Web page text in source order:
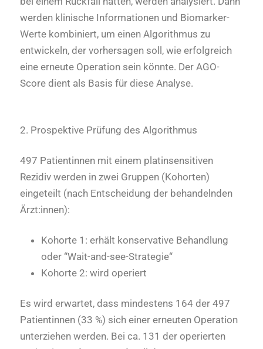
werden klinische Informationen und Biomarker-
Werte kombiniert, um einen Algorithmus zu
entwickeln, der vorhersagen soll, wie erfolgreich
eine erneute Operation sein könnte. Der AGO-
Score dient als Basis für diese Analyse.
2. Prospektive Prüfung des Algorithmus
497 Patientinnen mit einem platinsensitiven
Rezidiv werden in zwei Gruppen (Kohorten)
eingeteilt (nach Entscheidung der behandelnden
Ärzt:innen):
Kohorte 1: erhält konservative Behandlung
oder “Wait-and-see-Strategie“
Kohorte 2: wird operiert
Es wird erwartet, dass mindestens 164 der 497
Patientinnen (33 %) sich einer erneuten Operation
unterziehen werden. Bei ca. 131 der operierten